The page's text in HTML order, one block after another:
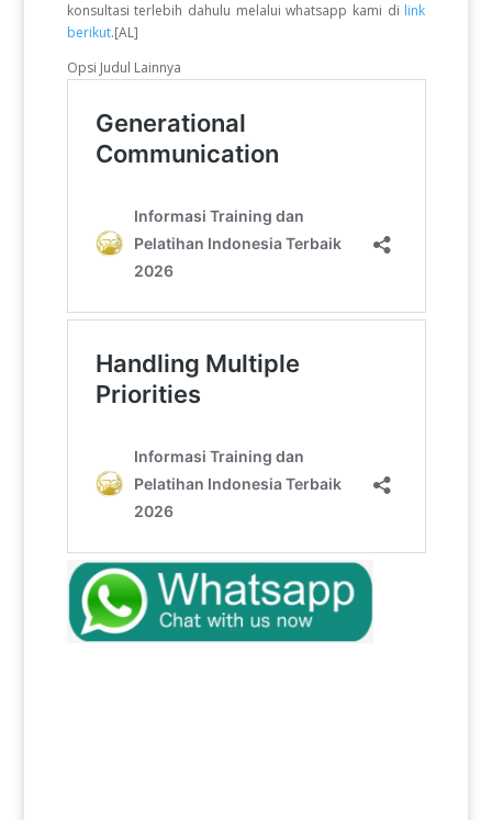
konsultasi terlebih dahulu melalui whatsapp kami di link
berikut.[AL]
Opsi Judul Lainnya